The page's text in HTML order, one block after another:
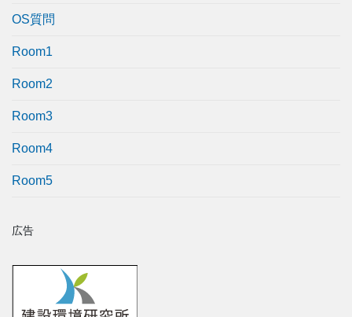
OS質問
Room1
Room2
Room3
Room4
Room5
広告